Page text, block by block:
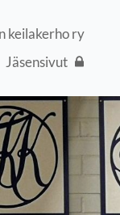
keilakerho ry
Jäsensivut